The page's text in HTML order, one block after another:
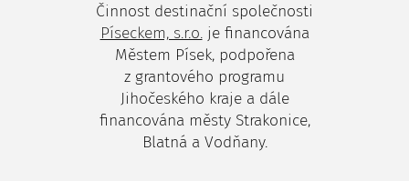
Činnost destinační společnosti
Píseckem, s.r.o.je financována
Městem Písek, podpořena
z grantového programu
Jihočeského kraje a dále
financována městy Strakonice,
Blatná a Vodňany.